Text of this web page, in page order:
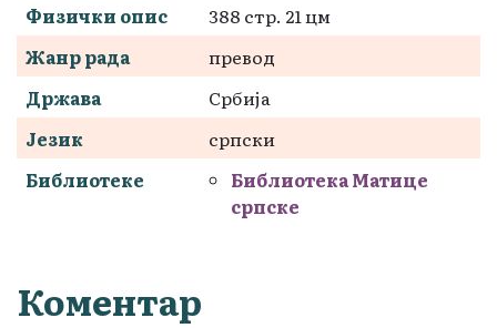
Физички опис
388 стр. 21 цм
Жанр рада
превод
Држава
Србија
Језик
српски
Библиотеке
Библиотека Матице
српске
Коментар